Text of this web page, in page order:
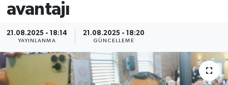
avantajı
21.08.2025 - 18:14
YAYINLANMA
21.08.2025 - 18:20
GÜNCELLEME
SPOR
İLÇELER
KÜLTÜR-SANAT
SAĞLIK-YAŞAM
Süper Lig Puan Durumu ve Fikstür
Tüm Manşetler
Son Dakika Haberleri
Haber Arşivi